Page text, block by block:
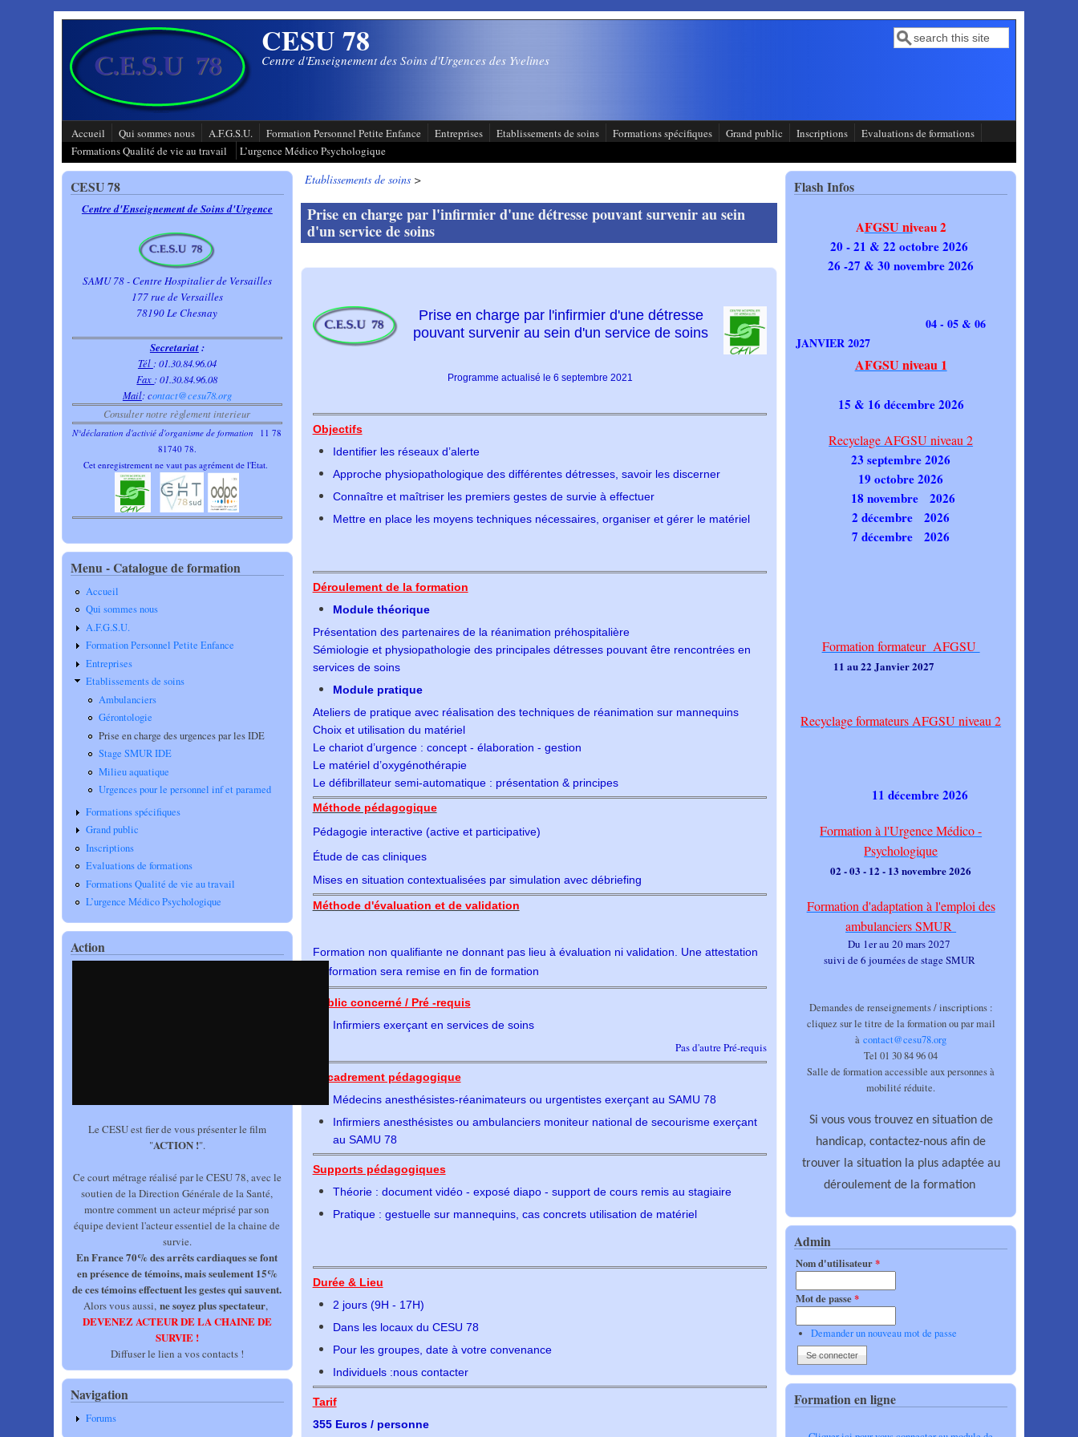
Aller au contenu principal
CESU 78
Centre d'Enseignement des Soins d'Urgences des Yvelines
Formulaire de recherche
Recherche
Accueil Qui sommes nous A.F.G.S.U. Formation Personnel Petite Enfance Entreprises Etablissements de soins Formations spécifiques Grand public Inscriptions
Evaluations de formations
Formations Qualité de vie au travail
L’urgence Médico Psychologique
Etablissements de soins>
Prise en charge par l'infirmier d'une détresse pouvant survenir au sein
d'un service de soins
Prise en charge par l'infirmier d'une détresse
pouvant survenir au sein d'un service de soins
Programme actualisé le 6 septembre 2021
Objectifs
Identifier les réseaux d’alerte
Approche physiopathologique des différentes détresses, savoir les discerner
Connaître et maîtriser les premiers gestes de survie à effectuer
Mettre en place les moyens techniques nécessaires, organiser et gérer le matériel
Déroulement de la formation
Module théorique
Présentation des partenaires de la réanimation préhospitalière
Sémiologie et physiopathologie des principales détresses pouvant être rencontrées en
services de soins
Module pratique
Ateliers de pratique avec réalisation des techniques de réanimation sur mannequins
Choix et utilisation du matériel
Le chariot d’urgence : concept - élaboration - gestion
Le matériel d’oxygénothérapie
Le défibrillateur semi-automatique : présentation & principes
Méthode pédagogique
Pédagogie interactive (active et participative)
Étude de cas cliniques
Mises en situation contextualisées par simulation avec débriefing
Méthode d'évaluation et de validation
Formation non qualifiante ne donnant pas lieu à évaluation ni validation. Une attestation
de formation sera remise en fin de formation
Public concerné / Pré -requis
Infirmiers exerçant en services de soins
Pas d'autre Pré-requis
Encadrement pédagogique
Médecins anesthésistes-réanimateurs ou urgentistes exerçant au SAMU 78
Infirmiers anesthésistes ou ambulanciers moniteur national de secourisme exerçant
au SAMU 78
Supports pédagogiques
Théorie : document vidéo - exposé diapo - support de cours remis au stagiaire
Pratique : gestuelle sur mannequins, cas concrets utilisation de matériel
Durée & Lieu
2 jours (9H - 17H)
Dans les locaux du CESU 78
Pour les groupes, date à votre convenance
Individuels :nous contacter
Tarif
355 Euros / personne
CESU 78
Centre d'Enseignement de Soins d'Urgence
SAMU 78 - Centre Hospitalier de Versailles
177 rue de Versailles
78190 Le Chesnay
Secretariat:
Tél : 01.30.84.96.04
Fax : 01.30.84.96.08
Mail:contact@cesu78.org
Consulter notre règlement interieur
N°déclaration d'activié d'organisme de formation
11 78
81740 78.
Cet enregistrement ne vaut pas agrément de l'Etat.
Menu - Catalogue de formation
Accueil
Qui sommes nous
A.F.G.S.U.
Formation Personnel Petite Enfance
Entreprises
Etablissements de soins
Ambulanciers
Gérontologie
Prise en charge des urgences par les IDE
Stage SMUR IDE
Milieu aquatique
Urgences pour le personnel inf et paramed
Formations spécifiques
Grand public
Inscriptions
Evaluations de formations
Formations Qualité de vie au travail
L’urgence Médico Psychologique
Action
Le CESU est fier de vous présenter le film
"ACTION !".
Ce court métrage réalisé par le CESU 78, avec le
soutien de la Direction Générale de la Santé,
montre comment un acteur méprisé par son
équipe devient l'acteur essentiel de la chaine de
survie.
En France 70% des arrêts cardiaques se font
en présence de témoins, mais seulement 15%
de ces témoins effectuent les gestes qui sauvent.
Alors vous aussi, ne soyez plus spectateur,
DEVENEZ ACTEUR DE LA CHAINE DE
SURVIE !
Diffuser le lien a vos contacts !
Navigation
Forums
Flash Infos
AFGSU niveau 2
20 - 21 & 22 octobre 2026
26 -27 & 30 novembre 2026
04 - 05 & 06
JANVIER 2027
AFGSU niveau 1
15 & 16 décembre 2026
Recyclage AFGSU niveau 2
23 septembre 2026
19 octobre 2026
18 novembre 2026
2 décembre 2026
7 décembre 2026
Formation formateur AFGSU
11 au 22 Janvier 2027
Recyclage formateurs AFGSU niveau 2
11 décembre 2026
Formation à l'Urgence Médico -
Psychologique
02 - 03 - 12 - 13 novembre 2026
Formation d'adaptation à l'emploi des
ambulanciers SMUR
Du 1er au 20 mars 2027
suivi de 6 journées de stage SMUR
Demandes de renseignements / inscriptions :
cliquez sur le titre de la formation ou par mail
àcontact@cesu78.org
Tel 01 30 84 96 04
Salle de formation accessible aux personnes à
mobilité réduite.
Si vous vous trouvez en situation de
handicap, contactez-nous afin de
trouver la situation la plus adaptée au
déroulement de la formation
Admin
Nom d'utilisateur*
Mot de passe*
Demander un nouveau mot de passe
Formation en ligne